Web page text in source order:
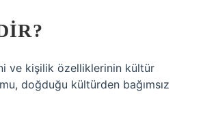
ve kişilik özelliklerinin kültür
doğduğu kültürden bağımsız